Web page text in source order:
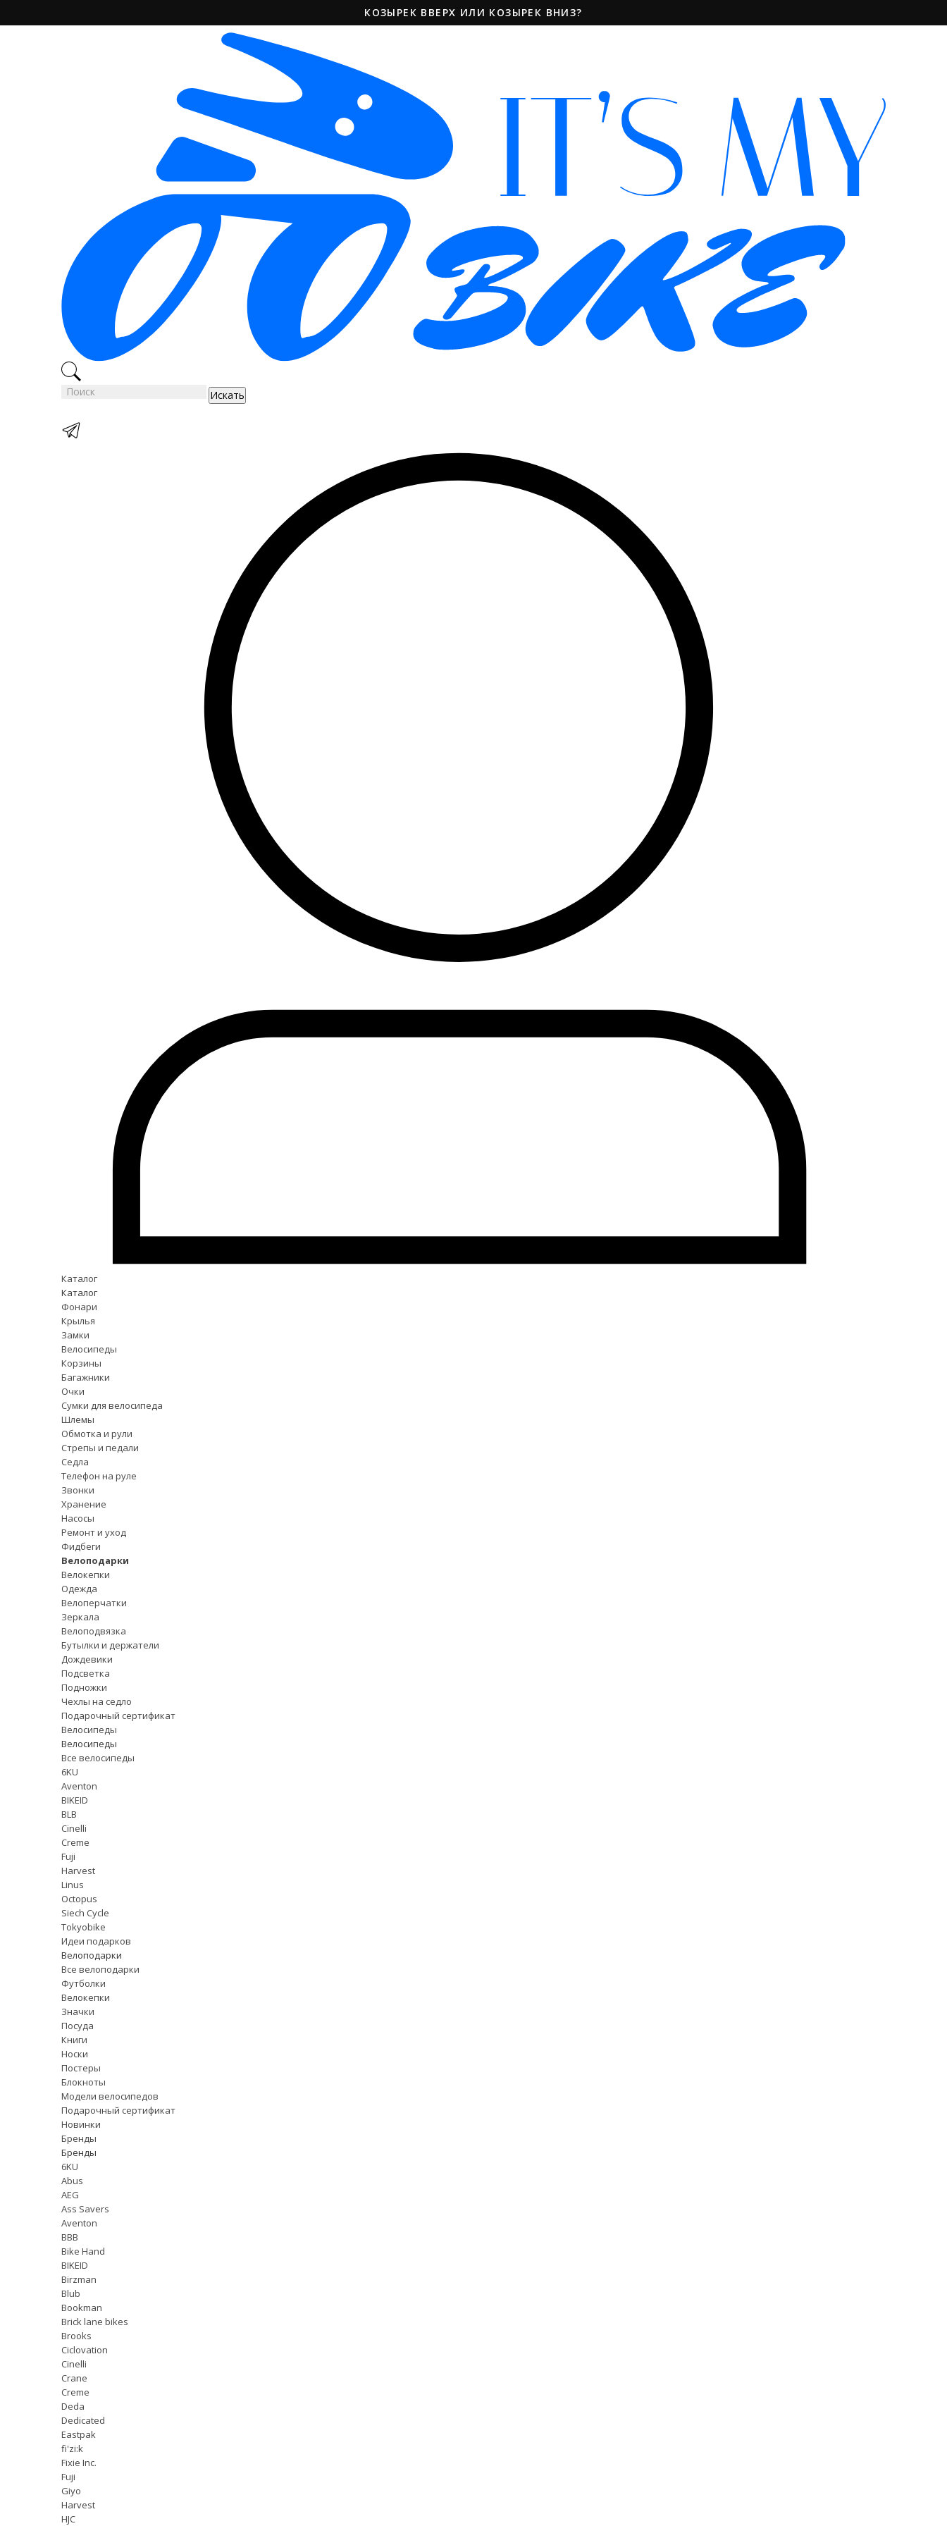
КОЗЫРЕК ВВЕРХ ИЛИ КОЗЫРЕК ВНИЗ?
Искать
Каталог
Каталог
Фонари
Крылья
Замки
Велосипеды
Корзины
Багажники
Очки
Сумки для велосипеда
Шлемы
Обмотка и рули
Стрепы и педали
Седла
Телефон на руле
Звонки
Хранение
Насосы
Ремонт и уход
Фидбеги
Велоподарки
Велокепки
Одежда
Велоперчатки
Зеркала
Велоподвязка
Бутылки и держатели
Дождевики
Подсветка
Подножки
Чехлы на седло
Подарочный сертификат
Велосипеды
Велосипеды
Все велосипеды
6KU
Aventon
BIKEID
BLB
Cinelli
Creme
Fuji
Harvest
Linus
Octopus
Siech Cycle
Tokyobike
Идеи подарков
Велоподарки
Все велоподарки
Футболки
Велокепки
Значки
Посуда
Книги
Носки
Постеры
Блокноты
Модели велосипедов
Подарочный сертификат
Новинки
Бренды
Бренды
6KU
Abus
AEG
Ass Savers
Aventon
BBB
Bike Hand
BIKEID
Birzman
Blub
Bookman
Brick lane bikes
Brooks
Ciclovation
Cinelli
Crane
Creme
Deda
Dedicated
Eastpak
fi'zi:k
Fixie Inc.
Fuji
Giyo
Harvest
HJC